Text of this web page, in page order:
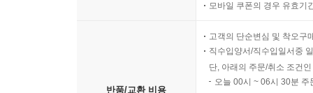
모바일 쿠폰의 경우 유효기
반품/교환 비용
고객의 단순변심 및 착오구
직수입양서/직수입일서중
단, 아래의 주문/취소 조건
오늘 00시 ~ 06시 30분